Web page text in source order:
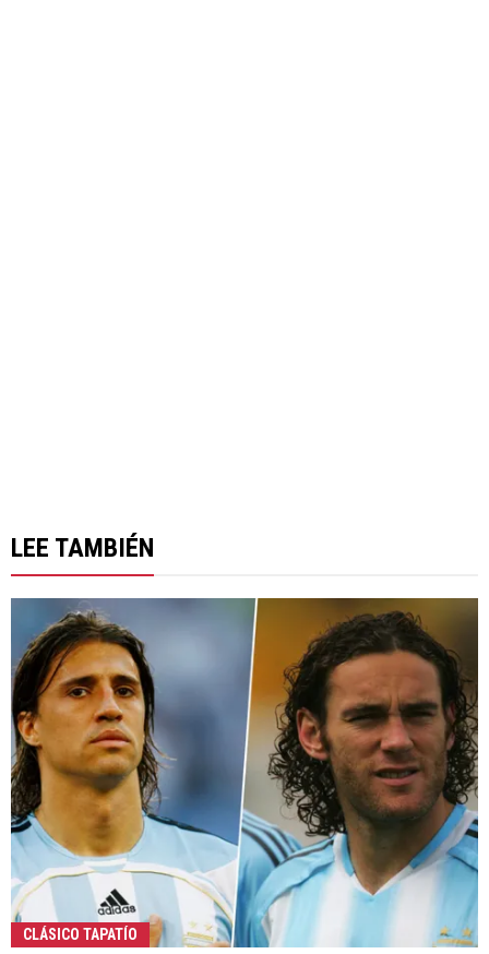
LEE TAMBIÉN
CLÁSICO TAPATÍO